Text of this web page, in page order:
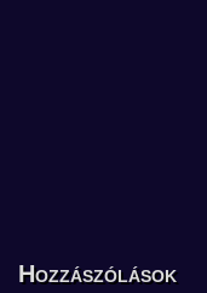
Hozzászólások